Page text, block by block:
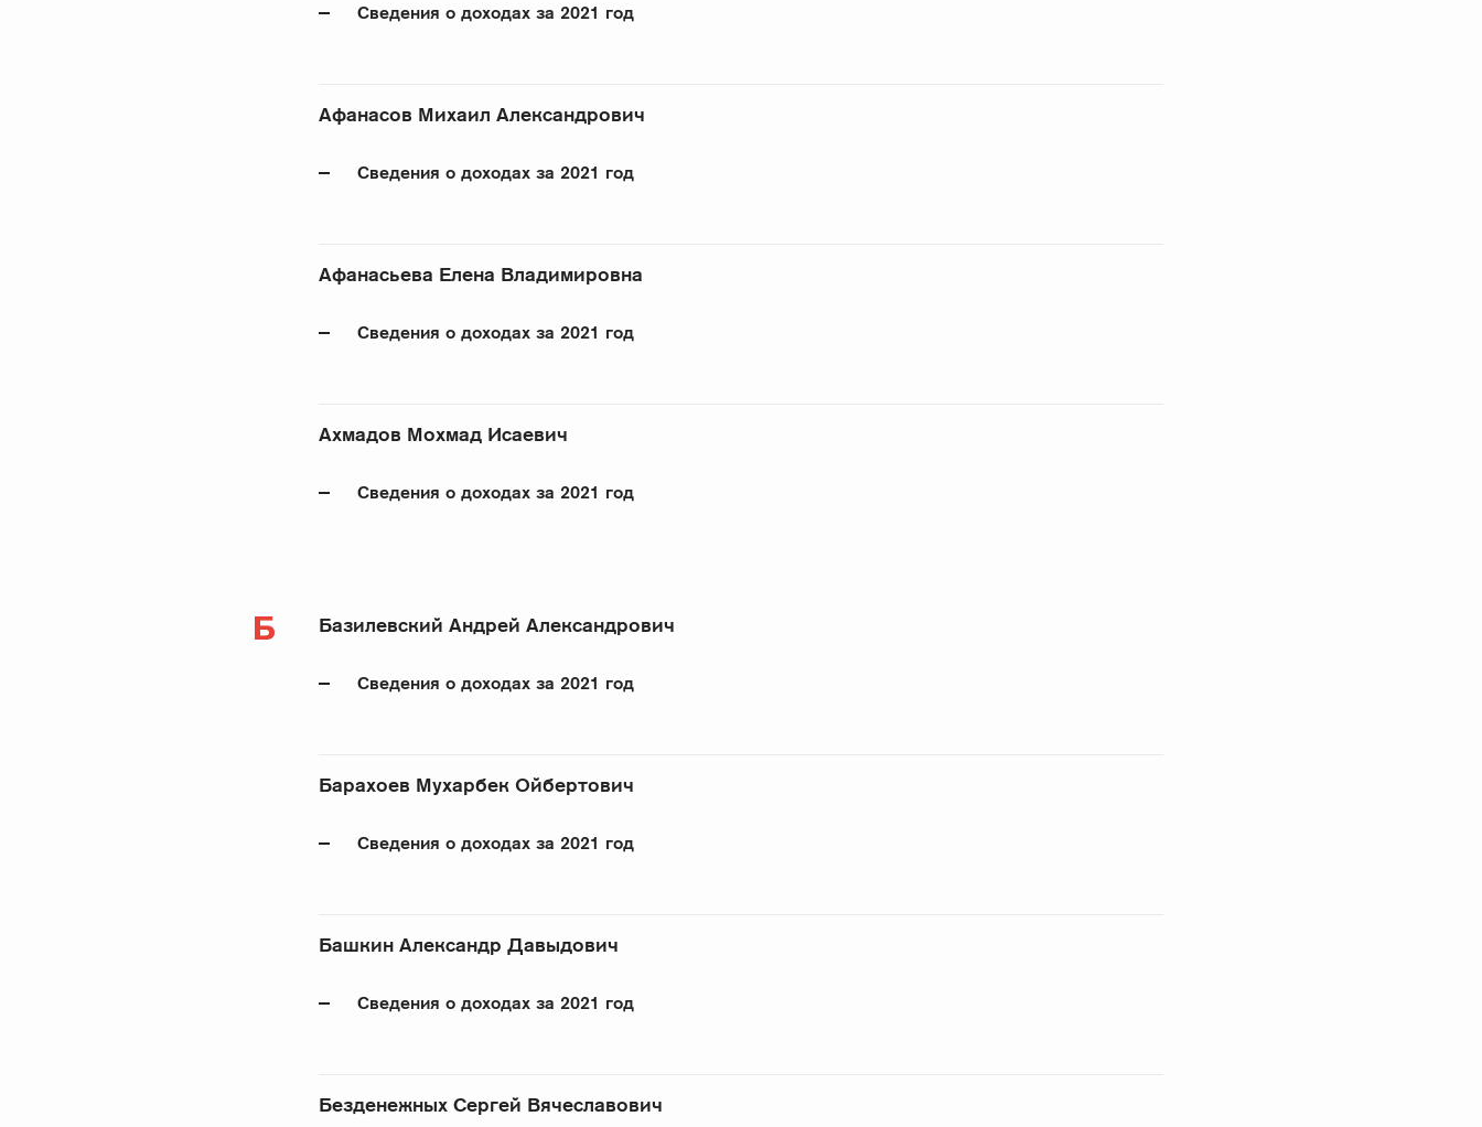
Сведения о доходах за 2021 год
Афанасов Михаил Александрович
Сведения о доходах за 2021 год
Афанасьева Елена Владимировна
Сведения о доходах за 2021 год
Ахмадов Мохмад Исаевич
Сведения о доходах за 2021 год
Б Базилевский Андрей Александрович
Сведения о доходах за 2021 год
Барахоев Мухарбек Ойбертович
Сведения о доходах за 2021 год
Башкин Александр Давыдович
Сведения о доходах за 2021 год
Безденежных Сергей Вячеславович